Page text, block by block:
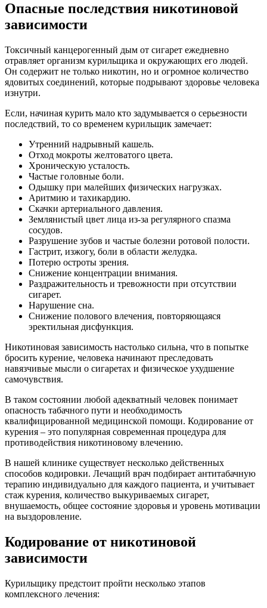
Опасные последствия никотиновой
зависимости
Токсичный канцерогенный дым от сигарет ежедневно
отравляет организм курильщика и окружающих его людей.
Он содержит не только никотин, но и огромное количество
ядовитых соединений, которые подрывают здоровье человека
изнутри.
Если, начиная курить мало кто задумывается о серьезности
последствий, то со временем курильщик замечает:
Утренний надрывный кашель.
Отход мокроты желтоватого цвета.
Хроническую усталость.
Частые головные боли.
Одышку при малейших физических нагрузках.
Аритмию и тахикардию.
Скачки артериального давления.
Землянистый цвет лица из-за регулярного спазма
сосудов.
Разрушение зубов и частые болезни ротовой полости.
Гастрит, изжогу, боли в области желудка.
Потерю остроты зрения.
Снижение концентрации внимания.
Раздражительность и тревожности при отсутствии
сигарет.
Нарушение сна.
Снижение полового влечения, повторяющаяся
эректильная дисфункция.
Никотиновая зависимость настолько сильна, что в попытке
бросить курение, человека начинают преследовать
навязчивые мысли о сигаретах и физическое ухудшение
самочувствия.
В таком состоянии любой адекватный человек понимает
опасность табачного пути и необходимость
квалифицированной медицинской помощи. Кодирование от
курения – это популярная современная процедура для
противодействия никотиновому влечению.
В нашей клинике существует несколько действенных
способов кодировки. Лечащий врач подбирает антитабачную
терапию индивидуально для каждого пациента, и учитывает
стаж курения, количество выкуриваемых сигарет,
внушаемость, общее состояние здоровья и уровень мотивации
на выздоровление.
Кодирование от никотиновой
зависимости
Курильщику предстоит пройти несколько этапов
комплексного лечения: